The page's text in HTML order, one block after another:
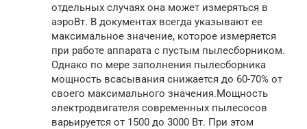
отдельных случаях она может измеряться в
аэроВт. В документах всегда указывают ее
максимальное значение, которое измеряется
при работе аппарата с пустым пылесборником.
Однако по мере заполнения пылесборника
мощность всасывания снижается до 60-70% от
своего максимального значения.Мощность
электродвигателя современных пылесосов
варьируется от 1500 до 3000 Вт. При этом